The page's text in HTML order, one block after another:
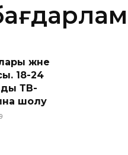
және
18-24
ТВ-
шолу